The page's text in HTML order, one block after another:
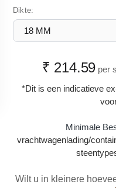
Dikte:
₹ 214.59 per
*Dit is een indicatieve
Minimale
vrachtwagenlading/
Wilt u in kleinere